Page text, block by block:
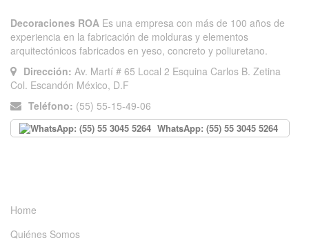
Decoraciones ROA Es una empresa con más de 100 años de
experiencia en la fabricación de molduras y elementos
arquitectónicos fabricados en yeso, concreto y poliuretano.
Dirección: Av. Martí # 65 Local 2 Esquina Carlos B. Zetina
Col. Escandón México, D.F
Teléfono: (55) 55-15-49-06
WhatsApp: (55) 55 3045 5264
Home
Quiénes Somos